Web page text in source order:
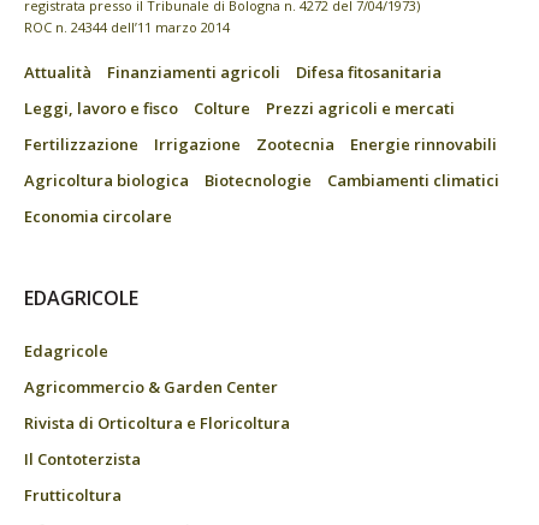
registrata presso il Tribunale di Bologna n. 4272 del 7/04/1973)
ROC n. 24344 dell’11 marzo 2014
Attualità Finanziamenti agricoli
Difesa fitosanitaria
Leggi, lavoro e fisco
Colture
Prezzi agricoli e mercati
Fertilizzazione
Irrigazione Zootecnia
Energie rinnovabili
Agricoltura biologica
Biotecnologie
Cambiamenti climatici
Economia circolare
EDAGRICOLE
Edagricole
Agricommercio & Garden Center
Rivista di Orticoltura e Floricoltura
Il Contoterzista
Frutticoltura